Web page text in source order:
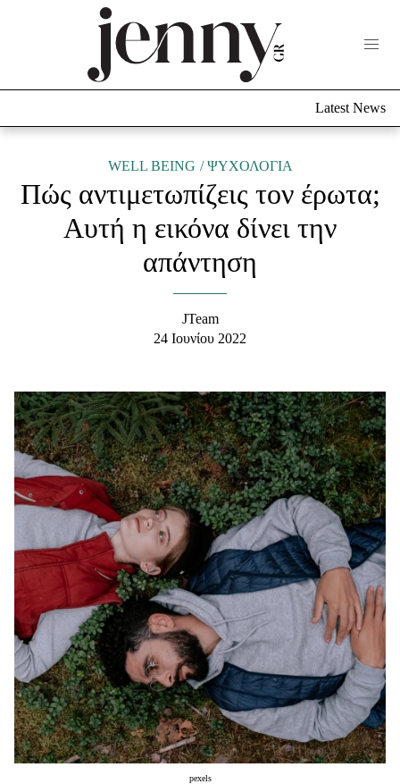
Culture
Fashion
Shopping
Μαλλιά - Νύχια
Μακιγιάζ
Beauty News
Well being
Υγεία + Διατροφή
Σχέσεις & Σεξ
Woman Power
Parenting
Working Girl
Real Women
Πρόσωπα
Latest News
WELL BEING ΨΥΧΟΛΟΓΙΑ
Πώς αντιμετωπίζεις τον έρωτα;
Αυτή η εικόνα δίνει την
απάντηση
JTeam
24 Ιουνίου 2022
pexels